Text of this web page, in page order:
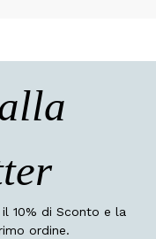
10% di Sconto e la
ordine.